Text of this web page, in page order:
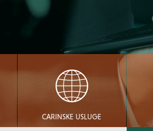
CARINSKE USLUGE